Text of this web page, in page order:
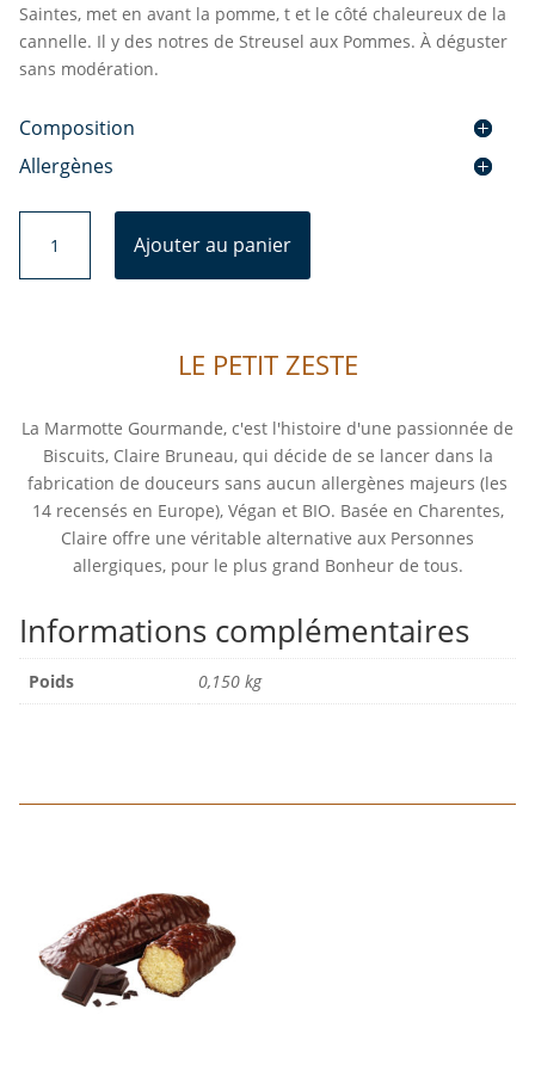
Saintes, met en avant la pomme, t et le côté chaleureux de la
cannelle. Il y des notres de Streusel aux Pommes. À déguster
sans modération.
Composition
Allergènes
Cookies
Ajouter au panier
LE PETIT ZESTE
La Marmotte Gourmande, c'est l'histoire d'une passionnée de
Biscuits, Claire Bruneau, qui décide de se lancer dans la
fabrication de douceurs sans aucun allergènes majeurs (les
14 recensés en Europe), Végan et BIO. Basée en Charentes,
Claire offre une véritable alternative aux Personnes
allergiques, pour le plus grand Bonheur de tous.
Informations complémentaires
Poids 0,150 kg